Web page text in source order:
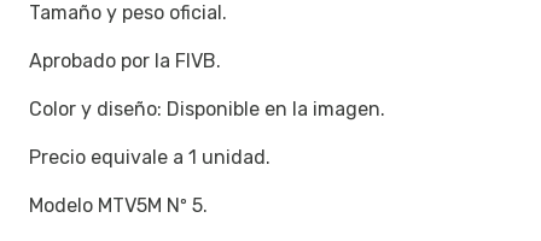
Tamaño y peso oficial.
Aprobado por la FIVB.
Color y diseño: Disponible en la imagen.
Precio equivale a 1 unidad.
Modelo MTV5M Nº 5.